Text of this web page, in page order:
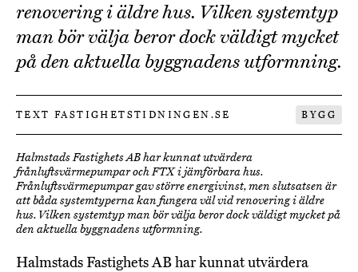
renovering i äldre hus. Vilken systemtyp
man bör välja beror dock väldigt mycket
på den aktuella byggnadens utformning.
TEXT FASTIGHETSTIDNINGEN.SE BYGG
Halmstads Fastighets AB har kunnat utvärdera
frånluftsvärmepumpar och FTX i jämförbara hus.
Frånluftsvärmepumpar gav större energivinst, men slutsatsen är
att båda systemtyperna kan fungera väl vid renovering i äldre
hus. Vilken systemtyp man bör välja beror dock väldigt mycket på
den aktuella byggnadens utformning.
Halmstads Fastighets AB har kunnat utvärdera